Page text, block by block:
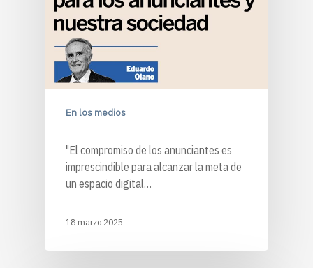
En los medios
"El compromiso de los anunciantes es
imprescindible para alcanzar la meta de
un espacio digital…
18 marzo 2025